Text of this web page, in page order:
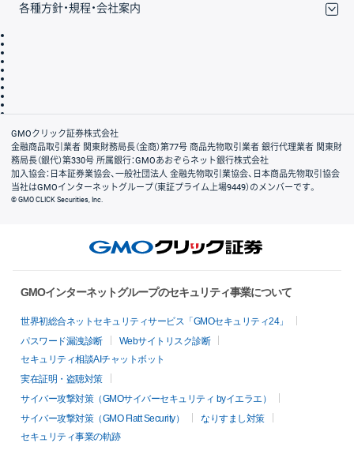
各種方針・規程・会社案内
会社案内
GMOクリック証券株式会社
金融商品取引業者 関東財務局長（金商）第77号 商品先物取引業者 銀行代理業者 関東財
務局長（銀代）第330号 所属銀行：GMOあおぞらネット銀行株式会社
加入協会：日本証券業協会、一般社団法人 金融先物取引業協会、日本商品先物取引協会
当社はGMOインターネットグループ（東証プライム上場9449）のメンバーです。
© GMO CLICK Securities, Inc.
GMOインターネットグループのセキュリティ事業について
世界初総合ネットセキュリティサービス「GMOセキュリティ24」
パスワード漏洩診断
Webサイトリスク診断
セキュリティ相談AIチャットボット
実在証明・盗聴対策
サイバー攻撃対策（GMOサイバーセキュリティ byイエラエ）
サイバー攻撃対策（GMO Flatt Security）
なりすまし対策
セキュリティ事業の軌跡